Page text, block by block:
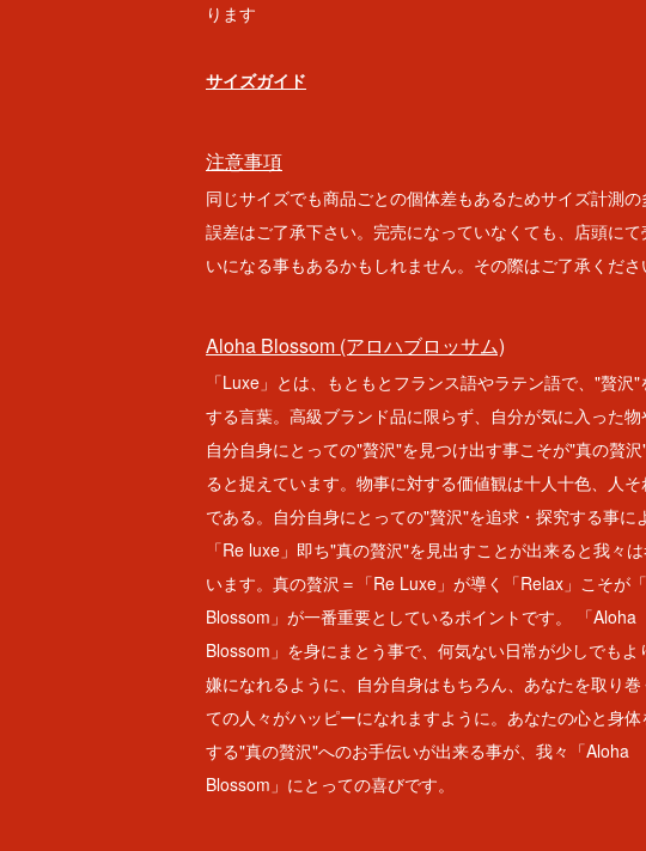
ります
サイズガイド
注意事項
同じサイズでも商品ごとの個体差もあるためサイズ計測
誤差はご了承下さい。完売になっていなくても、店頭にて
いになる事もあるかもしれません。その際はご了承くださ
Aloha Blossom (アロハブロッサム)
「Luxe」とは、もともとフランス語やラテン語で、"贅沢"
する言葉。高級ブランド品に限らず、自分が気に入った物
自分自身にとっての"贅沢"を見つけ出す事こそが"真の贅
ると捉えています。物事に対する価値観は十人十色、人
である。自分自身にとっての"贅沢"を追求・探究する事に
「Re luxe」即ち"真の贅沢"を見出すことが出来ると我々
います。真の贅沢＝「Re Luxe」が導く「Relax」こそが
Blossom」が一番重要としているポイントです。 「Aloha
Blossom」を身にまとう事で、何気ない日常が少しでもよ
嫌になれるように、自分自身はもちろん、あなたを取り
ての人々がハッピーになれますように。あなたの心と身
する"真の贅沢"へのお手伝いが出来る事が、我々「Aloha
Blossom」にとっての喜びです。